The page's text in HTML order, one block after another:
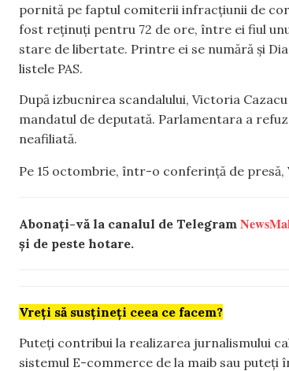
pornită pe faptul comiterii infracțiunii de
fost reținuți pentru 72 de ore, între ei fiul
stare de libertate. Printre ei se numără și
listele PAS.
După izbucnirea scandalului, Victoria
mandatul de deputată. Parlamentara a
neafiliată.
Pe 15 octombrie, într-o conferință de presă,
Abonați-vă la canalul de Telegram
și de peste hotare.
Vreți să susțineți ceea ce facem?
Puteți contribui la realizarea jurnalismului
sistemul E-commerce de la maib sau